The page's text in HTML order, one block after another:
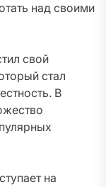
над своими
свой
стал
В
на